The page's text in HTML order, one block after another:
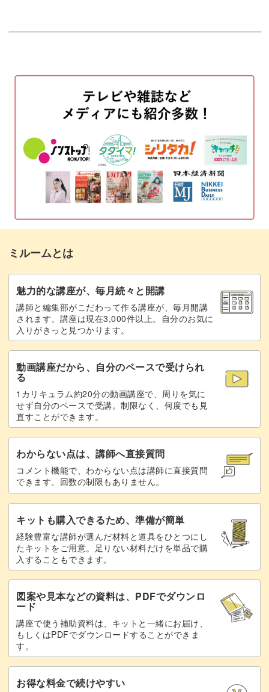
マーブル模様の作り方
スワイプ模様の作り方
ホログラムやストーンをのせる 23:13
トップジェルを塗布する
未硬化ジェルを拭き取って形を整える
完成♪ 35:06
ミルームとは
魅力的な講座が、毎月続々と開講
講師と編集部がこだわって作る講座が、毎月開講
されます。講座は現在3,000件以上。自分のお気に
入りがきっと見つかります。
動画講座だから、自分のペースで受けられ
る
1カリキュラム約20分の動画講座で、周りを気に
せず自分のペースで受講。制限なく、何度でも見
直すことができます。
わからない点は、講師へ直接質問
コメント機能で、わからない点は講師に直接質問
できます。回数の制限もありません。
キットも購入できるため、準備が簡単
経験豊富な講師が選んだ材料と道具をひとつにし
たキットをご用意。足りない材料だけを単品で購
入することもできます。
図案や見本などの資料は、PDFでダウンロ
ード
講座で使う補助資料は、キットと一緒にお届け、
もしくはPDFでダウンロードすることができま
す。
お得な料金で続けやすい